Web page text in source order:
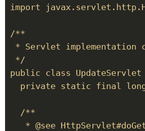
import
/**
* Servlet implementation
*/
public class
private static final
  /**
* @see